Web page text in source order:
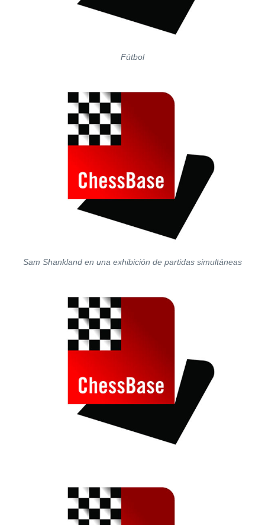
Fútbol
Sam Shankland en una exhibición de partidas simultáneas